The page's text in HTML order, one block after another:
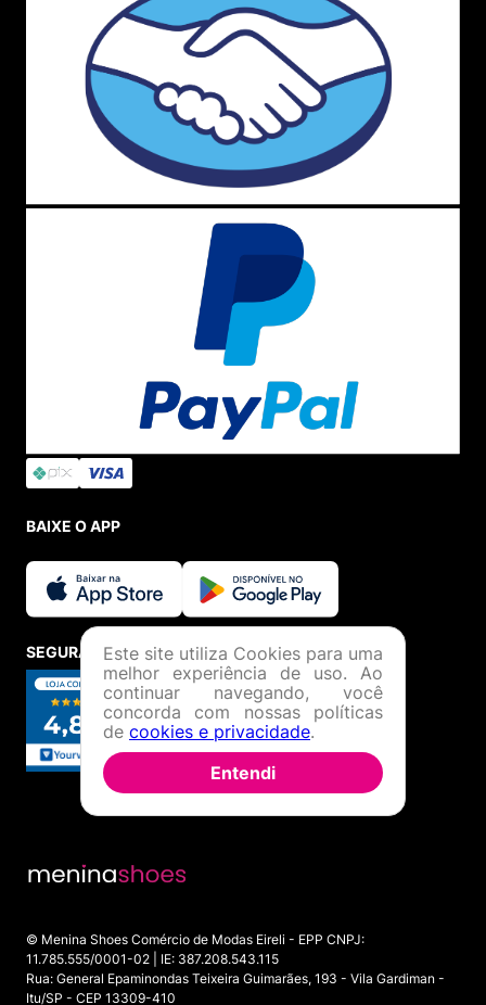
BAIXE O APP
SEGURANÇA E CREDIBILIDADE
© Menina Shoes Comércio de Modas Eireli - EPP CNPJ:
11.785.555/0001-02 | IE: 387.208.543.115
Rua: General Epaminondas Teixeira Guimarães, 193 - Vila Gardiman -
Itu/SP - CEP 13309-410
Este site utiliza Cookies para uma
melhor experiência de uso. Ao
continuar navegando, você
concorda com nossas políticas
de cookies e privacidade.
Entendi